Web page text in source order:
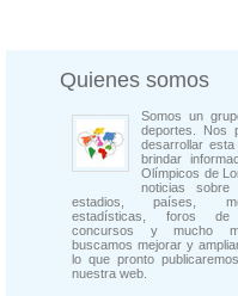
Quienes somos
Somos un
deportes. Nos
desarrollar
brindar
Olímpicos de
noticias sobre
estadios, países,
estadísticas, foros de
concursos y mucho
buscamos mejorar y
lo que pronto
nuestra web.